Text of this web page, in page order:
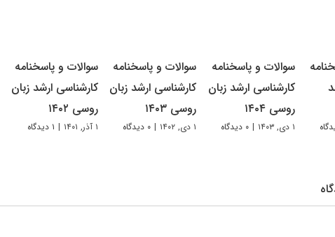
سوالات و پاسخنامه
کارشناسی ارشد زبان
روسی ۱۴۰۴
۱ دی, ۱۴۰۳ | ۰ دیدگاه
سوالات و پاسخنامه
کارشناسی ارشد زبان
روسی ۱۴۰۳
۱ دی, ۱۴۰۲ | ۰ دیدگاه
سوالات و پاسخنامه
کارشناسی ارشد زبان
روسی ۱۴۰۲
۱ آذر, ۱۴۰۱ | ۱ دیدگاه